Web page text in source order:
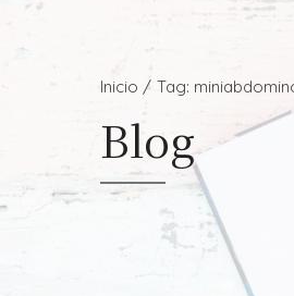
Inicio Tag:
Blog